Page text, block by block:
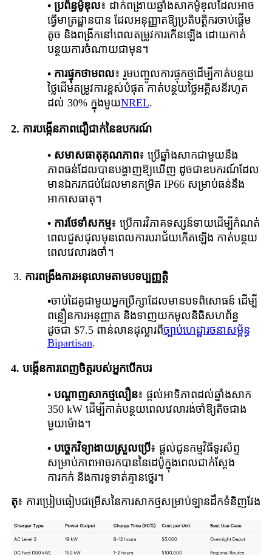
• ប្រព័ន្ធម៉ូឌុល៖ ដាក់​ពង្រាយ​ឆ្នាំងសាក​ម៉ូឌុល​ដែល​អាច​
ធ្វើ​មាត្រដ្ឋាន​បាន ដែល​អនុញ្ញាត​ឱ្យ​ប្រតិបត្តិករ​ចាប់ផ្តើម​
តូច និង​ពង្រីក​នៅពេល​តម្រូវការ​កើនឡើង ដោយ​កាត់
បន្ថយ​ការចំណាយ​ជាមុន។
• ការផ្ទុកថាមពល៖ រួមបញ្ចូលការផ្ទុកថ្មដើម្បីកាត់បន្ថយ
ថ្លៃដើមតម្រូវការខ្ពស់បំផុត កាត់បន្ថយថ្លៃអគ្គិសនីរហូត
ដល់ 30% ក្នុងមួយNREL.
2. ការបង្កើនភាពជឿជាក់នៃឧបករណ៍
• សមាសធាតុគុណភាព៖ ប្រើឆ្នាំងសាកជាមួយនឹង
ភាពធន់ដែលបានបង្ហាញឱ្យឃើញ ដូចជាឧបករណ៍ដែល
មានឯករភជប់ដែលមានកម្រិត IP66 សម្រាប់ធន់នឹង
អាកាសធាតុ។
• ការថែទាំសកម្ម៖ ប្រើការវិភាគទស្សន៍ទាយដើម្បីកំណត់
ពេលជួសជុលមុនពេលការបរាជ័យកើតឡើង កាត់បន្ថយ
ពេលវេលារងចាំ។
3. ការពង្រឹងការអនុលោមតាមបទប្បញ្ញត្តិ
•ចាប់ដៃគូជាមួយអ្នកប្រឹក្សាដែលមានបទពិសោធន៍ ដើម្បី
ពន្លឿនការអនុញ្ញាត និងទាញយកមូលនិធិសហព័ន្ធ
ដូចជា $7.5 ពាន់លានដុល្លារពីច្បាប់ហេដ្ឋារចនាសម្ព័ន្ធ
Bipartisan.
4. បង្កើនការពេញចិត្តរបស់អ្នកបើកបរ
• បណ្តាញសាកថ្មលឿន៖ ផ្តល់អាទិភាពដល់ឆ្នាំងសាក
350 kW ដើម្បីកាត់បន្ថយពេលវេលារង់ចាំឱ្យតិចជាង
មួយម៉ោង។
• បច្ចេកវិទ្យាងាយស្រួលប្រើ៖ ផ្តល់ជូនកម្មវិធីទូរស័ព្ទ
សម្រាប់ភាពអាចរកបាននៃដេប៉ូក្នុងពេលជាក់ស្តែង
ការកក់ និងការទូទាត់គ្មានថ្នេរ។
តុ៖ ការប្រៀបធៀបជម្រើសនៃការសាកថ្មសម្រាប់ឡានដឹកទំនិញវែង